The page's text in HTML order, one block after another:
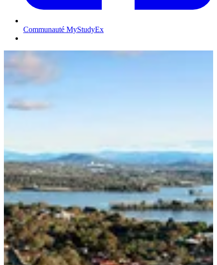
Communauté MyStudyEx